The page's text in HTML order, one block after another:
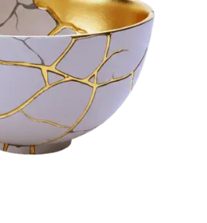
&
Wenn
eine neue
entstehen
darf